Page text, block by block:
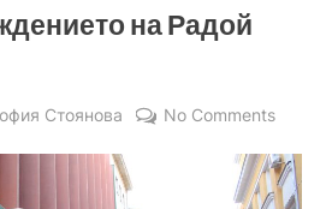
на Радой
Стоянова No Commentson
театър